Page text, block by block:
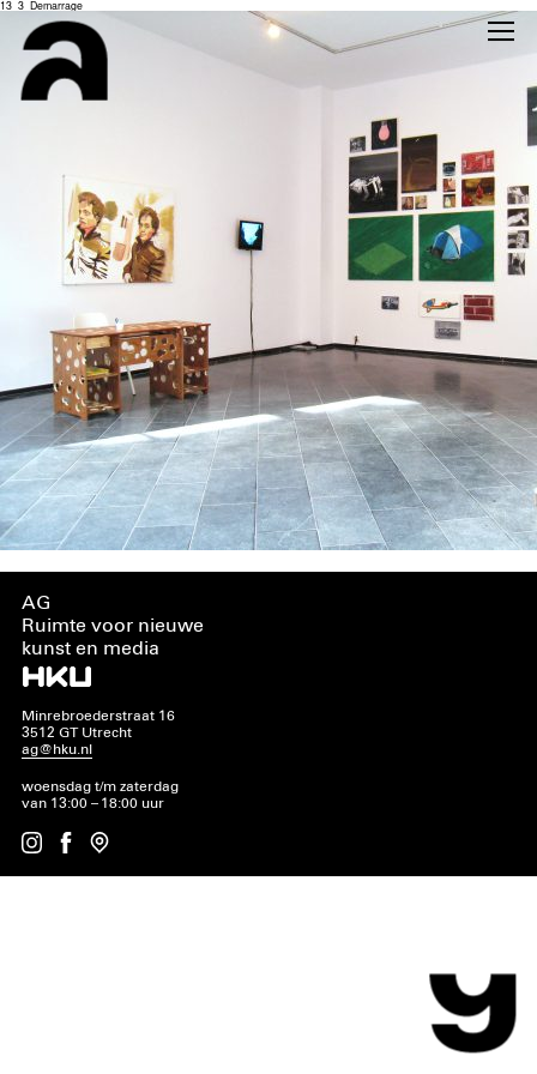
13_3_Demarrage
AG
Ruimte voor nieuwe
kunst en media
Minrebroederstraat 16
3512 GT Utrecht
ag@hku.nl
woensdag t/m zaterdag
van 13:00 – 18:00 uur